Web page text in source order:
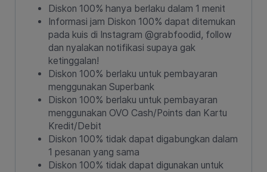
Diskon 100% hanya berlaku dalam 1 menit
Informasi jam Diskon 100% dapat ditemukan
pada kuis di Instagram @grabfoodid, follow
dan nyalakan notifikasi supaya gak
ketinggalan!
Diskon 100% berlaku untuk pembayaran
menggunakan Superbank
Diskon 100% berlaku untuk pembayaran
menggunakan OVO Cash/Points dan Kartu
Kredit/Debit
Diskon 100% tidak dapat digabungkan dalam
1 pesanan yang sama
Diskon 100% tidak dapat digunakan untuk